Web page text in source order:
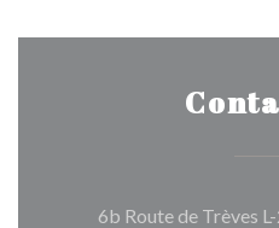
6b Route de Trèves